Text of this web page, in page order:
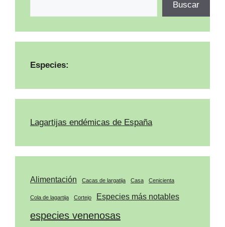
Buscar
Especies:
Lagartijas endémicas de España
Alimentación Cacas de largatija Casa Cenicienta
Cola de lagartija Cortejo Especies más notables
especies venenosas